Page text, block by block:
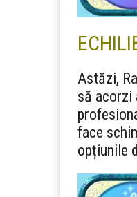
Astăzi,
să acorzi
face
opțiunile